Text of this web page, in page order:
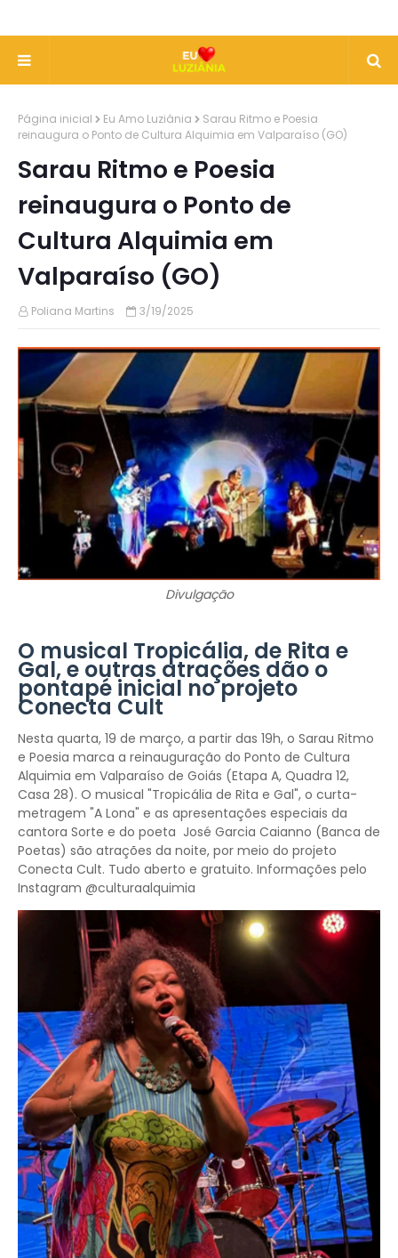
Página inicial Eu Amo Luziânia
Sarau Ritmo e Poesia
reinaugura o Ponto de Cultura Alquimia em Valparaíso (GO)
Sarau Ritmo e Poesia
reinaugura o Ponto de
Cultura Alquimia em
Valparaíso (GO)
Poliana Martins 3/19/2025
Divulgação
O musical Tropicália, de Rita e
Gal, e outras atrações dão o
pontapé inicial no projeto
Conecta Cult
Nesta quarta, 19 de março, a partir das 19h, o Sarau Ritmo
e Poesia marca a reinauguração do Ponto de Cultura
Alquimia em Valparaíso de Goiás (Etapa A, Quadra 12,
Casa 28). O musical "Tropicália de Rita e Gal", o curta-
metragem "A Lona" e as apresentações especiais da
cantora Sorte e do poeta José Garcia Caianno (Banca de
Poetas) são atrações da noite, por meio do projeto
Conecta Cult. Tudo aberto e gratuito. Informações pelo
Instagram @culturaalquimia